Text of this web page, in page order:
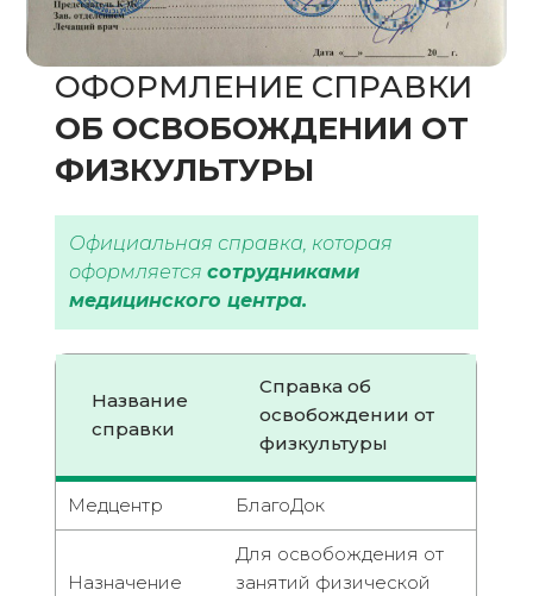
ОФОРМЛЕНИЕ СПРАВКИ
ОБ ОСВОБОЖДЕНИИ ОТ
ФИЗКУЛЬТУРЫ
Официальная справка, которая
оформляетсясотрудниками
медицинского центра.
Название
справки
Справка об
освобождении от
физкультуры
Медцентр БлагоДок
Назначение
Для освобождения от
занятий физической